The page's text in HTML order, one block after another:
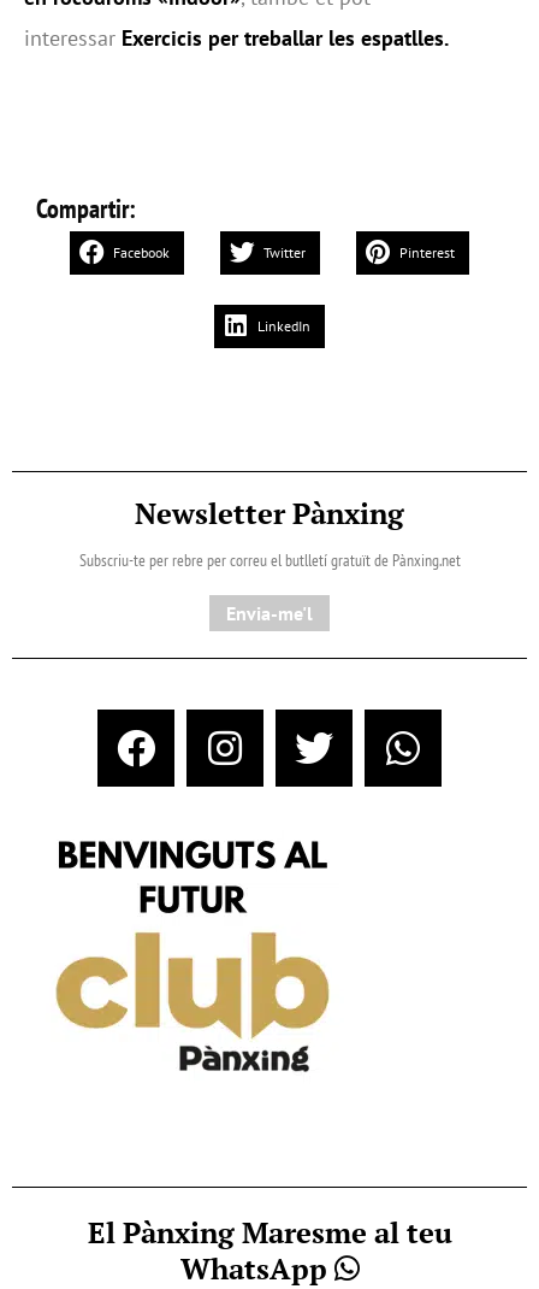
interessar Exercicis per treballar les espatlles.
Compartir:
Facebook Twitter Pinterest
LinkedIn
Newsletter Pànxing
Subscriu-te per rebre per correu el butlletí gratuït de Pànxing.net​
Envia-me'l
El Pànxing Maresme al teu
WhatsApp